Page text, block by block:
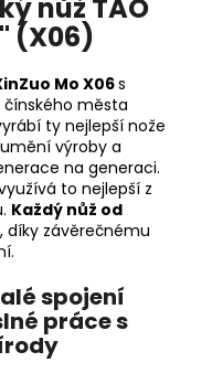
nůž TAO
(X06)
Mo X06s
města
ty nejlepší nože
výroby a
na generaci.
to nejlepší z
Každý nůž od
, díky závěrečnému
spojení
práce s